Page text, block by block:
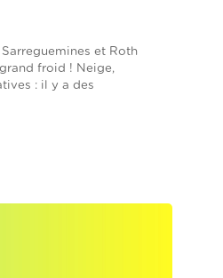
et Roth
froid ! Neige,
: il y a des